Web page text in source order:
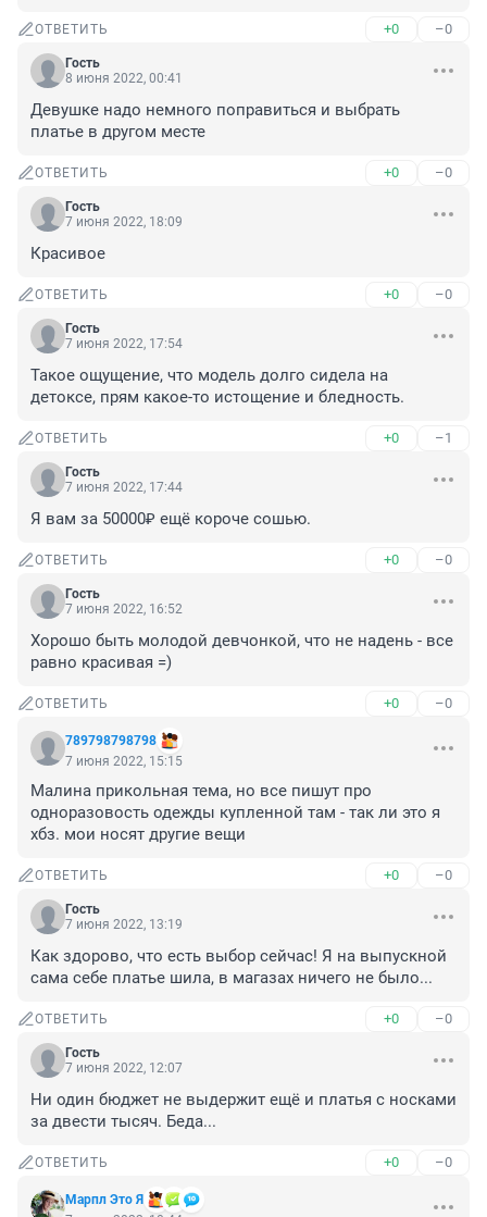
ОТВЕТИТЬ +0 –0
Гость
8 июня 2022, 00:41
Девушке надо немного поправиться и выбрать
платье в другом месте
ОТВЕТИТЬ +0 –0
Гость
7 июня 2022, 18:09
Красивое
ОТВЕТИТЬ +0 –0
Гость
7 июня 2022, 17:54
Такое ощущение, что модель долго сидела на
детоксе, прям какое-то истощение и бледность.
ОТВЕТИТЬ +0 –1
Гость
7 июня 2022, 17:44
Я вам за 50000₽ ещё короче сошью.
ОТВЕТИТЬ +0 –0
Гость
7 июня 2022, 16:52
Хорошо быть молодой девчонкой, что не надень - все
равно красивая =)
ОТВЕТИТЬ +0 –0
789798798798
7 июня 2022, 15:15
Малина прикольная тема, но все пишут про
одноразовость одежды купленной там - так ли это я
хбз. мои носят другие вещи
ОТВЕТИТЬ +0 –0
Гость
7 июня 2022, 13:19
Как здорово, что есть выбор сейчас! Я на выпускной
сама себе платье шила, в магазах ничего не было...
ОТВЕТИТЬ +0 –0
Гость
7 июня 2022, 12:07
Ни один бюджет не выдержит ещё и платья с носками
за двести тысяч. Беда...
ОТВЕТИТЬ +0 –0
Марпл Это Я